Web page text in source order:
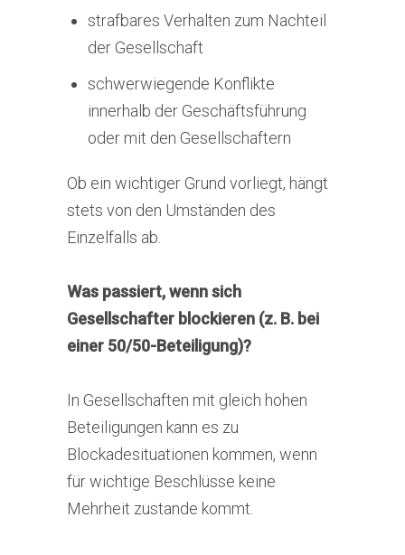
strafbares Verhalten zum Nachteil
der Gesellschaft
schwerwiegende Konflikte
innerhalb der Geschäftsführung
oder mit den Gesellschaftern
Ob ein wichtiger Grund vorliegt, hängt
stets von den Umständen des
Einzelfalls ab.
Was passiert, wenn sich
Gesellschafter blockieren (z. B. bei
einer 50/50-Beteiligung)?
In Gesellschaften mit gleich hohen
Beteiligungen kann es zu
Blockadesituationen kommen, wenn
für wichtige Beschlüsse keine
Mehrheit zustande kommt.